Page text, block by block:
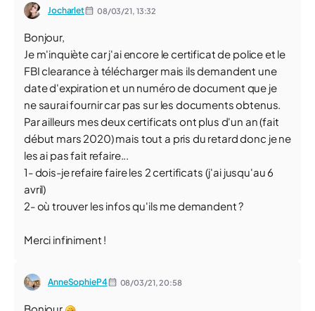
Jocharlet 08/03/21, 13:32
Bonjour,
Je m'inquiète car j'ai encore le certificat de police et le
FBI clearance à télécharger mais ils demandent une
date d'expiration et un numéro de document que je
ne saurai fournir car pas sur les documents obtenus.
Par ailleurs mes deux certificats ont plus d'un an (fait
début mars 2020) mais tout a pris du retard donc je ne
les ai pas fait refaire...
1- dois-je refaire faire les 2 certificats (j'ai jusqu'au 6
avril)
2- où trouver les infos qu'ils me demandent ?
Merci infiniment !
AnneSophieP4 08/03/21,20:58